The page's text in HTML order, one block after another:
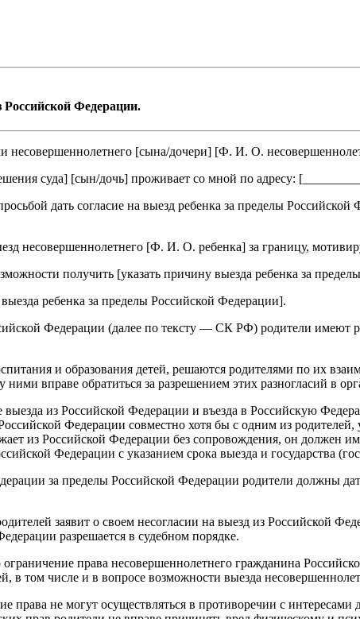
Российской Федерации.
несовершеннолетнего [сына/дочери] [Ф. И. О.
суда] [сын/дочь] проживает со мной по адресу: [
дать согласие на выезд ребенка за пределы Российской
несовершеннолетнего [Ф. И. О. ребенка] за границу,
получить [указать причину выезда ребенка за
ребенка за пределы Российской Федерации].
Федерации (далее по тексту — СК РФ) родители имеют
и образования детей, решаются родителями по их
вправе обратиться за разрешением этих разногласий в
выезда из Российской Федерации и въезда в Российскую
Федерации совместно хотя бы с одним из
из Российской Федерации без сопровождения, он должен
Федерации с указанием срока выезда и государства
за пределы Российской Федерации родители должны
заявит о своем несогласии на выезд из Российской
разрешается в судебном порядке.
права несовершеннолетнего гражданина
в том числе и в вопросе возможности выезда
права не могут осуществляться в противоречии с